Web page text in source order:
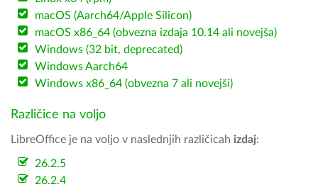
macOS (Aarch64/Apple Silicon)
macOS x86_64 (obvezna izdaja 10.14 ali novejša)
Windows (32 bit, deprecated)
Windows Aarch64
Windows x86_64 (obvezna 7 ali novejši)
Različice na voljo
LibreOffice je na voljo v naslednjih različicah izdaj:
26.2.5
26.2.4